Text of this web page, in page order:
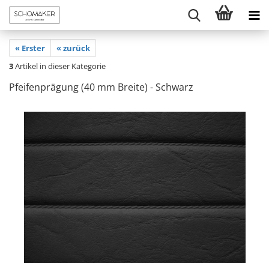
« Erster
« zurück
3Artikel in dieser Kategorie
Pfeifenprägung (40 mm Breite) - Schwarz